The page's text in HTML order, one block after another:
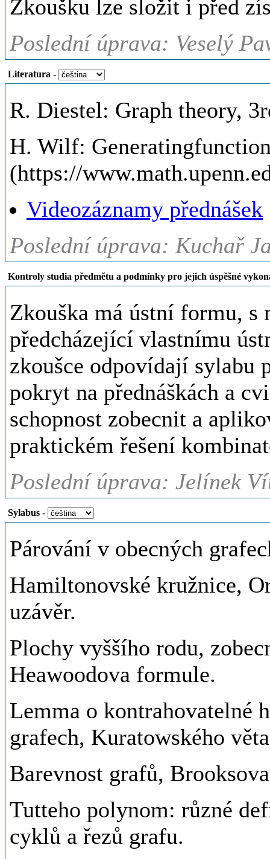
Zkoušku lze složit i před
Poslední úprava: Veselý
Literatura -
R. Diestel: Graph theory,
H. Wilf:
(https://
Videozáznamy přednášek
Poslední úprava: Kuchař
Kontroly studia předmětu a podmínky pro jejich úspěšné
Zkouška má ústní formu, s
předcházející vlastnímu
zkoušce odpovídají sylabu
pokryt na přednáškách a
schopnost zobecnit a
praktickém řešení
Poslední úprava: Jelínek
Sylabus -
Párování v obecných
Hamiltonovské kružnice,
uzávěr.
Plochy vyššího rodu,
Heawoodova formule.
Lemma o kontrahovatelné
grafech, Kuratowského
Barevnost grafů,
Tutteho polynom: různé
cyklů a řezů grafu.